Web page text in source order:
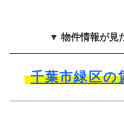
▼ 物件情報が見
千葉市緑区の